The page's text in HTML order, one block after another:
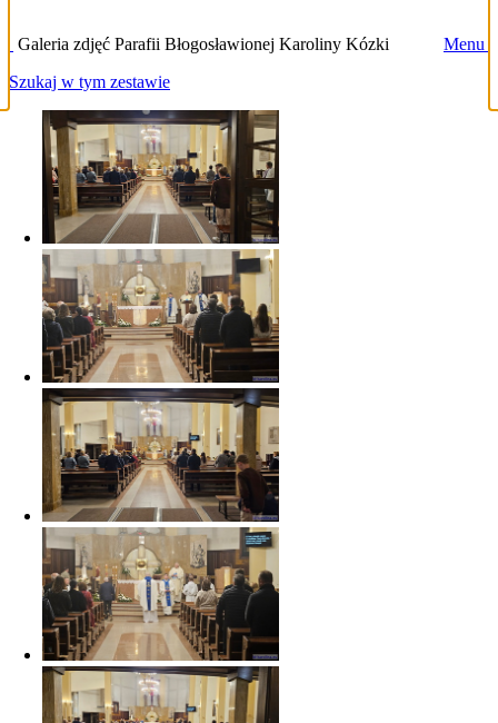
Galeria zdjęć Parafii Błogosławionej Karoliny Kózki
Menu
Szukaj w tym zestawie